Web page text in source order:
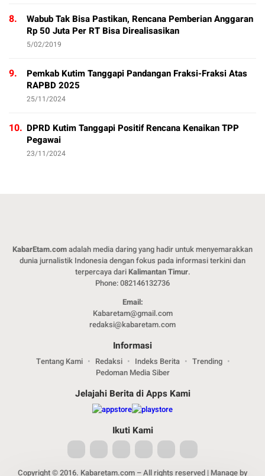
8.
Wabub Tak Bisa Pastikan, Rencana Pemberian Anggaran
Rp 50 Juta Per RT Bisa Direalisasikan
5/02/2019
9.
Pemkab Kutim Tanggapi Pandangan Fraksi-Fraksi Atas
RAPBD 2025
25/11/2024
10. DPRD Kutim Tanggapi Positif Rencana Kenaikan TPP
Pegawai
23/11/2024
KabarEtam.comadalah media daring yang hadir untuk menyemarakkan
dunia jurnalistik Indonesia dengan fokus pada informasi terkini dan
terpercaya dariKalimantan Timur.
Phone: 082146132736
Email:
Kabaretam@gmail.com
redaksi@kabaretam.com
Informasi
Tentang Kami Redaksi Indeks Berita
Trending
Pedoman Media Siber
Jelajahi Berita di Apps Kami
Ikuti Kami
Copyright © 2016. Kabaretam.com – All rights reserved | Manage by